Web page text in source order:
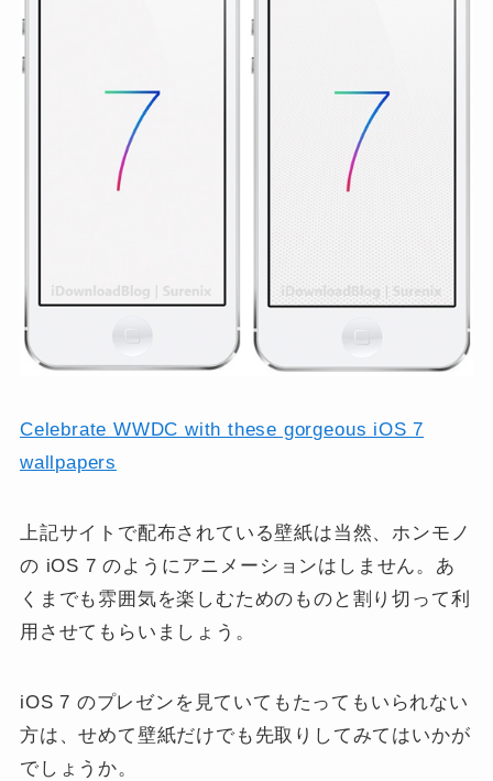
Celebrate WWDC with these gorgeous iOS 7
wallpapers
上記サイトで配布されている壁紙は当然、ホンモノ
の iOS 7 のようにアニメーションはしません。あ
くまでも雰囲気を楽しむためのものと割り切って利
用させてもらいましょう。
iOS 7 のプレゼンを見ていてもたってもいられない
方は、せめて壁紙だけでも先取りしてみてはいかが
でしょうか。